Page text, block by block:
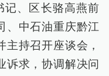
记、区长骆高燕前
、中石油重庆黔江
持召开座谈会，
诉求，协调解决问